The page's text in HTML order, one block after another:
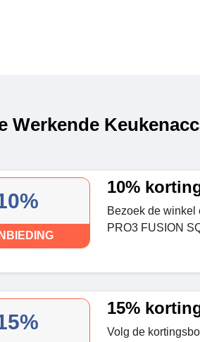
Werkende
10%
Bezoek de winkel
PRO3 FUSION
15%
Volg de